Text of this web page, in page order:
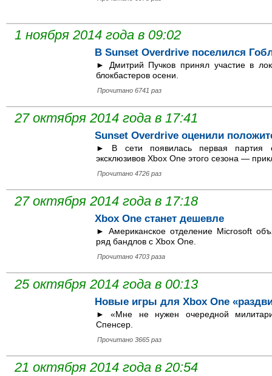
1 ноября 2014 года в 09:02
В Sunset Overdrive поселился
► Дмитрий Пучков принял участие в
блокбастеров осени.
Прочитано 6741 раз
27 октября 2014 года в 17:41
Sunset Overdrive оценили
► В сети появилась первая партия
эксклюзивов Xbox One этого сезона —
Прочитано 4726 раз
27 октября 2014 года в 17:18
Xbox One станет дешевле
► Американское отделение Microsoft
ряд бандлов с Xbox One.
Прочитано 4703 раза
25 октября 2014 года в 00:13
Новые игры для Xbox One
► «Мне не нужен очередной
Спенсер.
Прочитано 3665 раз
21 октября 2014 года в 20:54